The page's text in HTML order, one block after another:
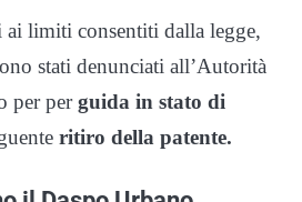
ai limiti consentiti dalla legge,
stati denunciati all’Autorità
per perguida in stato di
ritiro della patente.